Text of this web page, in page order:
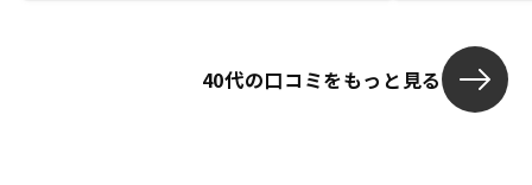
40代の口コミをもっと見る